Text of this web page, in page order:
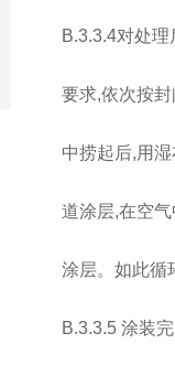
B.3.3.4对处
要求,依次按
中捞起后,用
道涂层,在空
涂层。如此循
B.3.3.5 涂装